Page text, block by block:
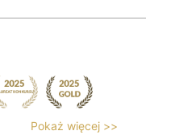
Pokaż więcej >>